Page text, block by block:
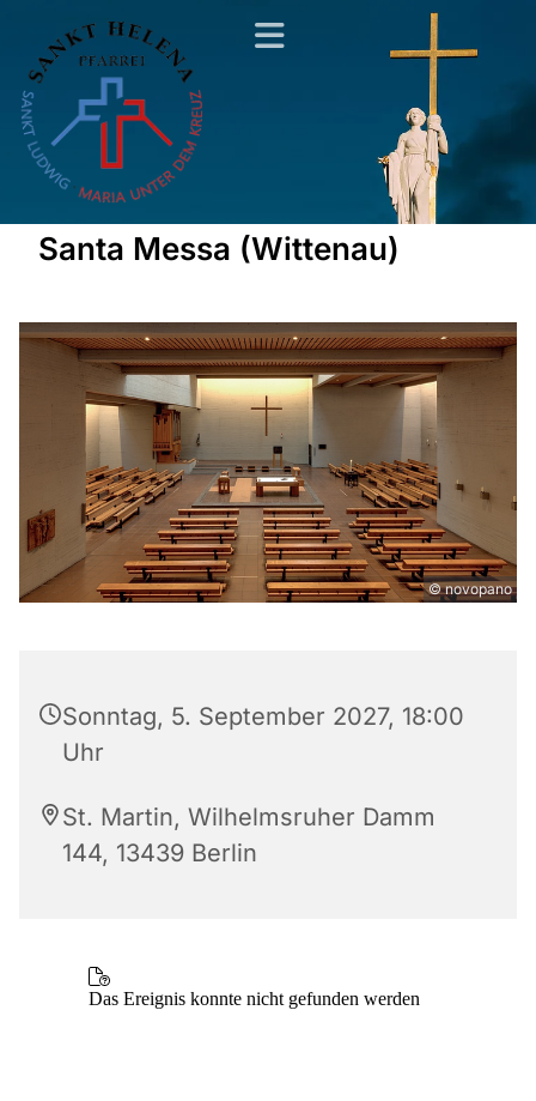
Santa Messa (Wittenau)
© novopano
Sonntag, 5. September 2027, 18:00
Uhr
St. Martin, Wilhelmsruher Damm
144, 13439 Berlin